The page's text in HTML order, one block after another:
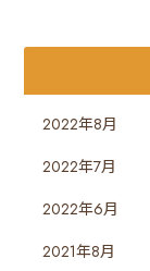
2022年8月
2022年7月
2022年6月
2021年8月